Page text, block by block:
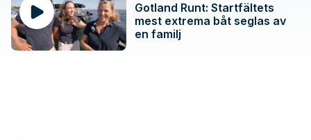
Gotland Runt: Startfältets
mest extrema båt seglas av
en familj